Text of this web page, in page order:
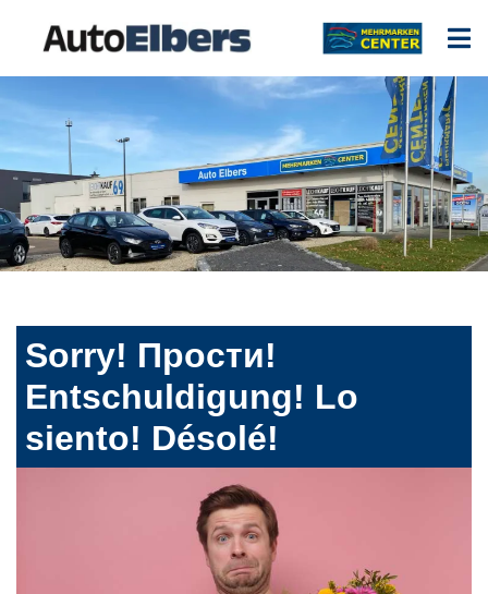
Sorry! Прости!
Entschuldigung! Lo
siento! Désolé!